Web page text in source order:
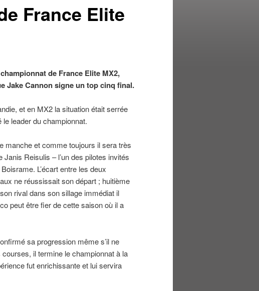
France Elite
de France Elite MX2,
Jake Cannon signe un top cinq final.
et en MX2 la situation était serrée
leader du championnat.
manche et comme toujours il sera très
Reisulis – l’un des pilotes invités
L’écart entre les deux
ne réussissait son départ ; huitième
rival dans son sillage immédiat il
peut être fier de cette saison où il a
sa progression même s’il ne
il termine le championnat à la
fut enrichissante et lui servira